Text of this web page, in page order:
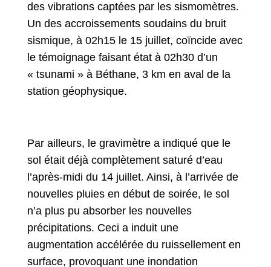
des vibrations captées par les sismomètres.
Un des accroissements soudains du bruit
sismique, à 02h15 le 15 juillet, coïncide avec
le témoignage faisant état à 02h30 d’un
« tsunami » à Béthane, 3 km en aval de la
station géophysique.
Par ailleurs, le gravimètre a indiqué que le
sol était déjà complètement saturé d’eau
l’après-midi du 14 juillet. Ainsi, à l’arrivée de
nouvelles pluies en début de soirée, le sol
n’a plus pu absorber les nouvelles
précipitations. Ceci a induit une
augmentation accélérée du ruissellement en
surface, provoquant une inondation